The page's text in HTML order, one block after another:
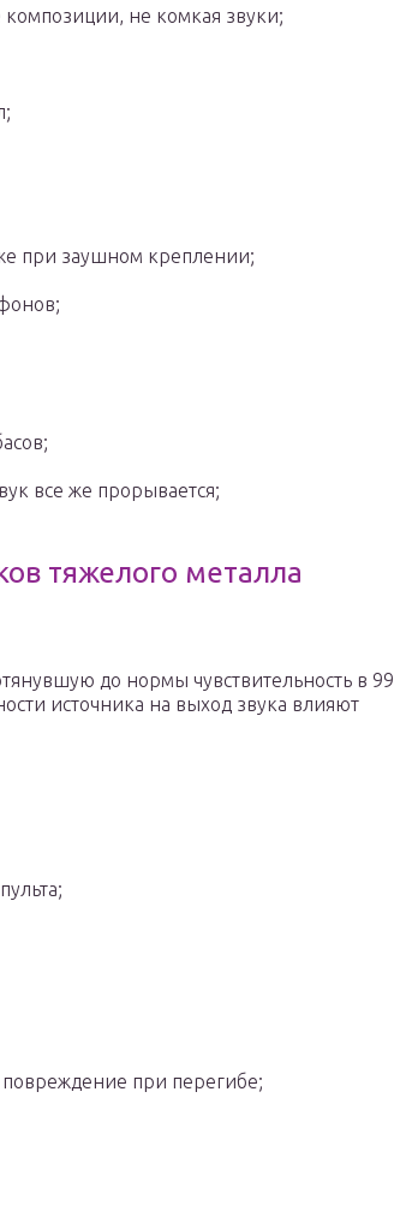
не комкая звуки;
при заушном креплении;
все же прорывается;
тяжелого металла
до нормы чувствительность в 99
источника на выход звука влияют
при перегибе;